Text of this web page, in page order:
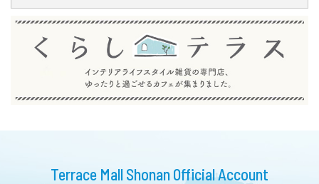
Terrace Mall Shonan Official Account